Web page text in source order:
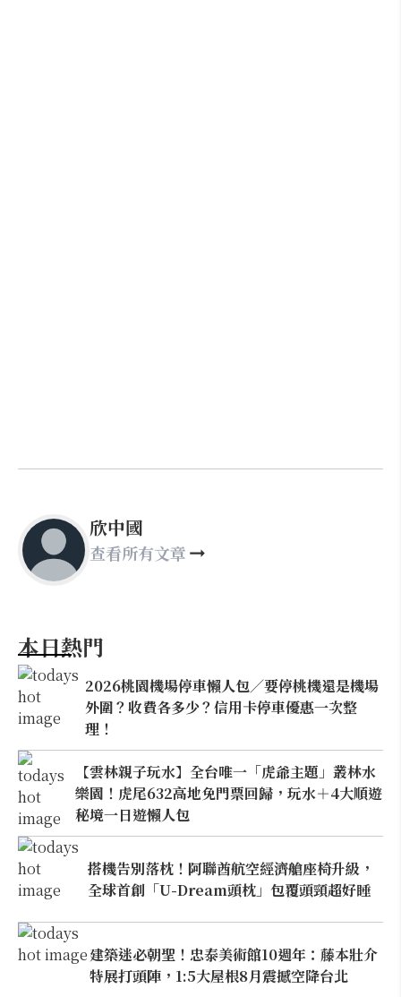
欣中國
查看所有文章
本日熱門
2026桃園機場停車懶人包／要停桃機還是機場
外圍？收費各多少？信用卡停車優惠一次整
理！
【雲林親子玩水】全台唯一「虎爺主題」叢林水
樂園！虎尾632高地免門票回歸，玩水＋4大順遊
秘境一日遊懶人包
搭機告別落枕！阿聯酋航空經濟艙座椅升級，
全球首創「U-Dream頭枕」包覆頭頸超好睡
建築迷必朝聖！忠泰美術館10週年：藤本壯介
特展打頭陣，1:5大屋根8月震撼空降台北